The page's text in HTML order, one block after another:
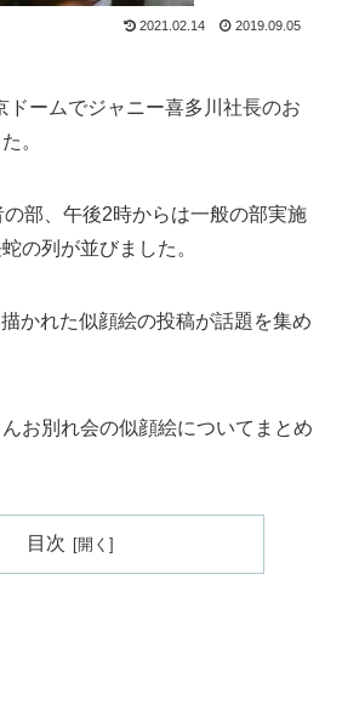
2021.02.14 2019.09.05
ドームでジャニー喜多川社長のお
。
部、午後2時からは一般の部実施
の列が並びました。
かれた似顔絵の投稿が話題を集め
お別れ会の似顔絵についてまとめ
目次